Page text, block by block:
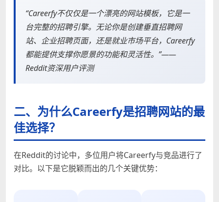
“Careerfy不仅仅是一个漂亮的网站模板，它是一
台完整的招聘引擎。无论你是创建垂直招聘网
站、企业招聘页面，还是就业市场平台，Careerfy
都能提供支撑你愿景的功能和灵活性。”——
Reddit资深用户评测
二、为什么Careerfy是招聘网站的最
佳选择？
在Reddit的讨论中，多位用户将Careerfy与竞品进行了
对比。以下是它脱颖而出的几个关键优势：